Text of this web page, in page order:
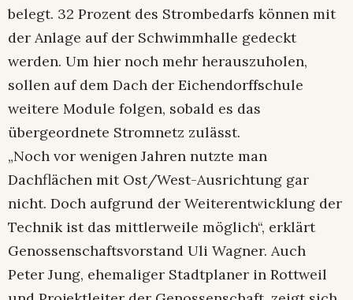
belegt. 32 Prozent des Strombedarfs können mit
der Anlage auf der Schwimmhalle gedeckt
werden. Um hier noch mehr herauszuholen,
sollen auf dem Dach der Eichendorffschule
weitere Module folgen, sobald es das
übergeordnete Stromnetz zulässt.
„Noch vor wenigen Jahren nutzte man
Dachflächen mit Ost/West-Ausrichtung gar
nicht. Doch aufgrund der Weiterentwicklung der
Technik ist das mittlerweile möglich“, erklärt
Genossenschaftsvorstand Uli Wagner. Auch
Peter Jung, ehemaliger Stadtplaner in Rottweil